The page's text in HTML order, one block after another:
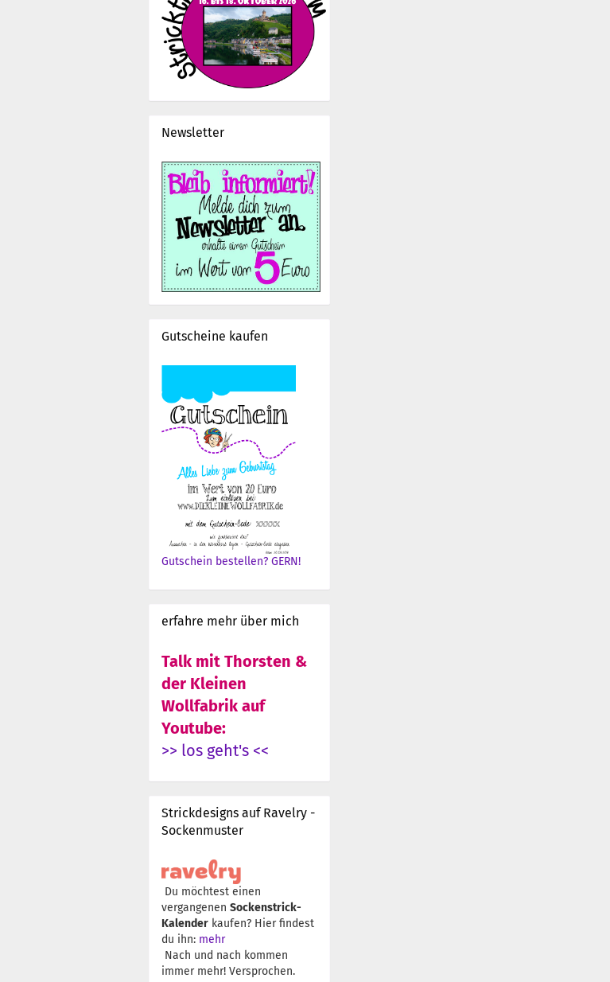
Newsletter
Gutscheine kaufen
Gutschein bestellen? GERN!
erfahre mehr über mich
Talk mit Thorsten &
der Kleinen
Wollfabrik auf
Youtube:
>> los geht's <<
Strickdesigns auf Ravelry -
Sockenmuster
Du möchtest einen
vergangenen Sockenstrick-
Kalender kaufen? Hier findest
du ihn: mehr
Nach und nach kommen
immer mehr! Versprochen.